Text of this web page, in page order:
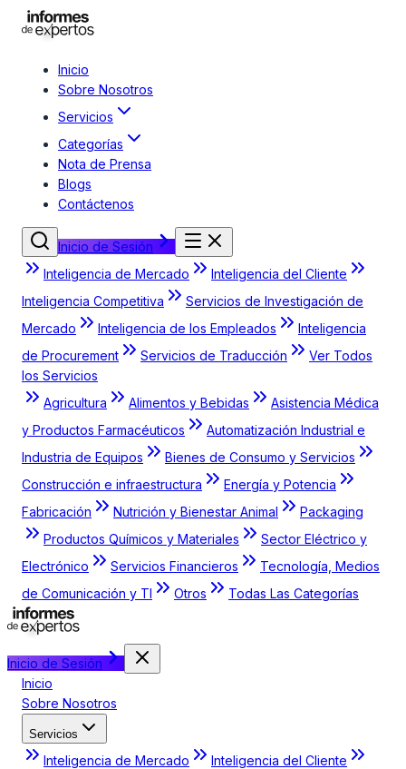
Inicio
Sobre Nosotros
Servicios
Categorías
Nota de Prensa
Blogs
Contáctenos
Inicio de Sesión
Inteligencia de Mercado
Inteligencia del Cliente
Inteligencia Competitiva
Servicios de Investigación de
Mercado
Inteligencia de los Empleados
Inteligencia
de Procurement
Servicios de Traducción
Ver Todos
los Servicios
Agricultura
Alimentos y Bebidas
Asistencia Médica
y Productos Farmacéuticos
Automatización Industrial e
Industria de Equipos
Bienes de Consumo y Servicios
Construcción e infraestructura
Energía y Potencia
Fabricación
Nutrición y Bienestar Animal
Packaging
Productos Químicos y Materiales
Sector Eléctrico y
Electrónico
Servicios Financieros
Tecnología, Medios
de Comunicación y TI
Otros Todas Las Categorías
Inicio de Sesión
Inicio
Sobre Nosotros
Servicios
Inteligencia de Mercado
Inteligencia del Cliente